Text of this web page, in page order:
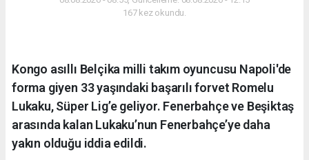
167 kez okundu.
Kongo asıllı Belçika milli takım oyuncusu Napoli'de
forma giyen 33 yaşındaki başarılı forvet Romelu
Lukaku, Süper Lig’e geliyor. Fenerbahçe ve Beşiktaş
arasında kalan Lukaku’nun Fenerbahçe’ye daha
yakın olduğu iddia edildi.